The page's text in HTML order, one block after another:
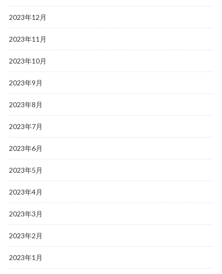
2023年12月
2023年11月
2023年10月
2023年9月
2023年8月
2023年7月
2023年6月
2023年5月
2023年4月
2023年3月
2023年2月
2023年1月